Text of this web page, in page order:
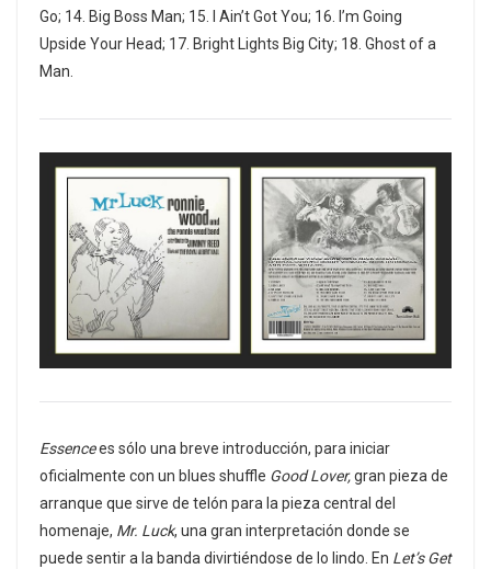
Go; 14. Big Boss Man; 15. I Ain’t Got You; 16. I’m Going
Upside Your Head; 17. Bright Lights Big City; 18. Ghost of a
Man.
Essencees sólo una breve introducción, para iniciar
oficialmente con un blues shuffle Good Lover,gran pieza de
arranque que sirve de telón para la pieza central del
homenaje, Mr. Luck, una gran interpretación donde se
puede sentir a la banda divirtiéndose de lo lindo. En Let’s Get